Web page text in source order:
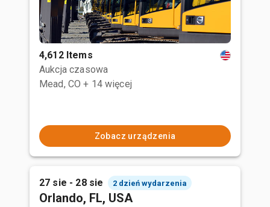
4,612 Items
Aukcja czasowa
Mead, CO + 14 więcej
Zobacz urządzenia
27 sie - 28 sie 2 dzień wydarzenia
Orlando, FL, USA